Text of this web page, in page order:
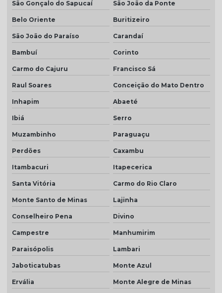
São Gonçalo do Sapucaí São João da Ponte
Belo Oriente Buritizeiro
São João do Paraíso Carandaí
Bambuí Corinto
Carmo do Cajuru Francisco Sá
Raul Soares Conceição do Mato Dentro
Inhapim Abaeté
Ibiá Serro
Muzambinho Paraguaçu
Perdões Caxambu
Itambacuri Itapecerica
Santa Vitória Carmo do Rio Claro
Monte Santo de Minas Lajinha
Conselheiro Pena Divino
Campestre Manhumirim
Paraisópolis Lambari
Jaboticatubas Monte Azul
Ervália Monte Alegre de Minas